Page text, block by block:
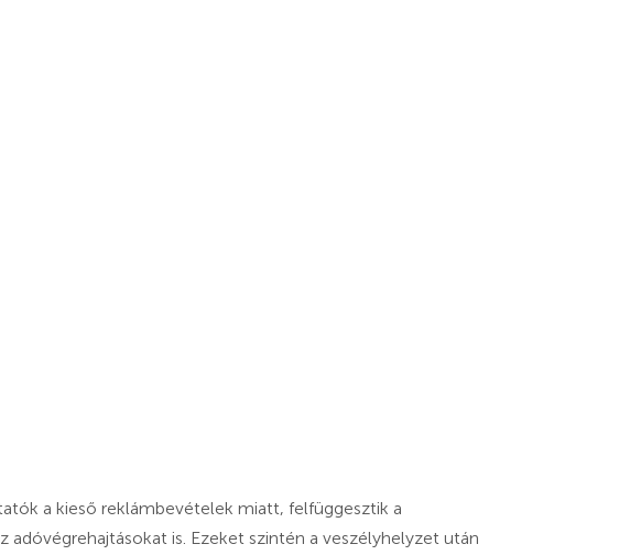
a kieső reklámbevételek miatt, felfüggesztik a
is. Ezeket szintén a veszélyhelyzet után